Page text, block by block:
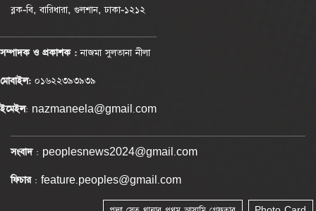
ব্লক-বি, বারিধারা, গুলশান, ঢাকা-১২১২
সম্পাদক ও প্রকাশক :নাজমা সুলতানা নীলা
মোবাইল: ০১৬২২৩৯৩৯৩৯
ইমেইল: nazmaneela@gmail.com
সংবাদ: peoplesnews2024@gmail.com
ফিচার: feature.peoples@gmail.com